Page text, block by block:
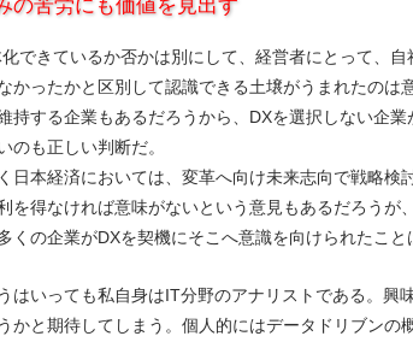
の苦労にも価値を見出す
できているか否かは別にして、経営者にとって、
かったかと区別して認識できる土壌がうまれたのは
持する企業もあるだろうから、DXを選択しない企
のも正しい判断だ。
日本経済においては、変革へ向け未来志向で戦略検
を得なければ意味がないという意見もあるだろうが
くの企業がDXを契機にそこへ意識を向けられたこと
はいっても私自身はIT分野のアナリストである。興
かと期待してしまう。個人的にはデータドリブンの